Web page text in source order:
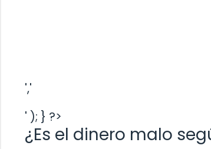
','
' ); } ?>
¿Es el dinero malo